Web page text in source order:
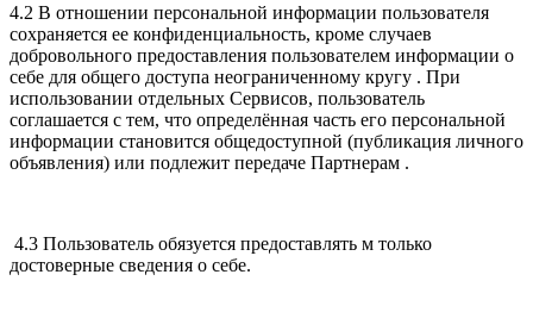
4.2 В отношении персональной информации пользователя
сохраняется ее конфиденциальность, кроме случаев
добровольного предоставления пользователем информации о
себе для общего доступа неограниченному кругу . При
использовании отдельных Сервисов, пользователь
соглашается с тем, что определённая часть его персональной
информации становится общедоступной (публикация личного
объявления) или подлежит передаче Партнерам .
4.3 Пользователь обязуется предоставлять м только
достоверные сведения о себе.